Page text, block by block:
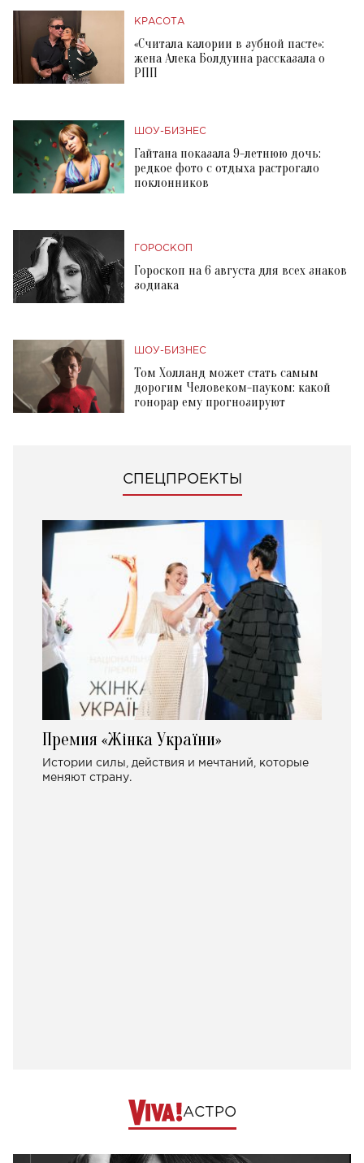
КРАСОТА
«Считала калории в зубной пасте»:
жена Алека Болдуина рассказала о
РПП
ШОУ-БИЗНЕС
Гайтана показала 9-летнюю дочь:
редкое фото с отдыха растрогало
поклонников
ГОРОСКОП
Гороскоп на 6 августа для всех знаков
зодиака
ШОУ-БИЗНЕС
Том Холланд может стать самым
дорогим Человеком-пауком: какой
гонорар ему прогнозируют
СПЕЦПРОЕКТЫ
Премия «Жінка України»
Истории силы, действия и мечтаний, которые
меняют страну.
АСТРО